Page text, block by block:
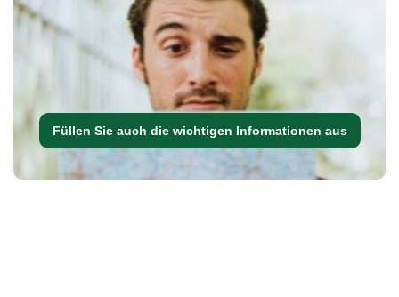
Füllen Sie auch die wichtigen Informationen aus